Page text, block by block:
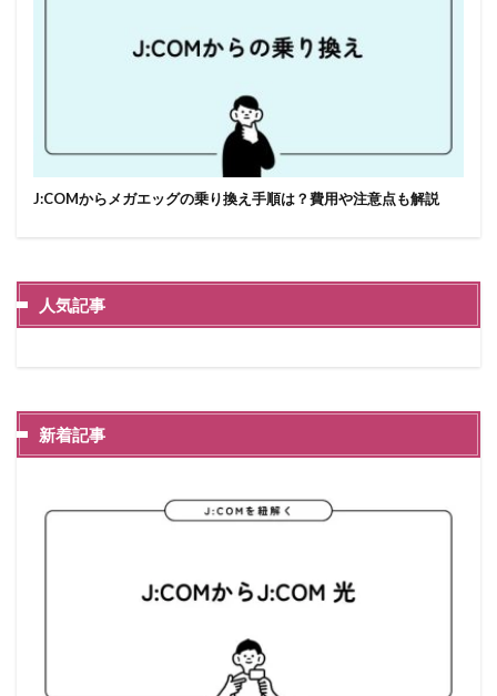
J:COMからメガエッグの乗り換え手順は？費用や注意点も解説
人気記事
新着記事